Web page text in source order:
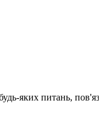
яких питань,